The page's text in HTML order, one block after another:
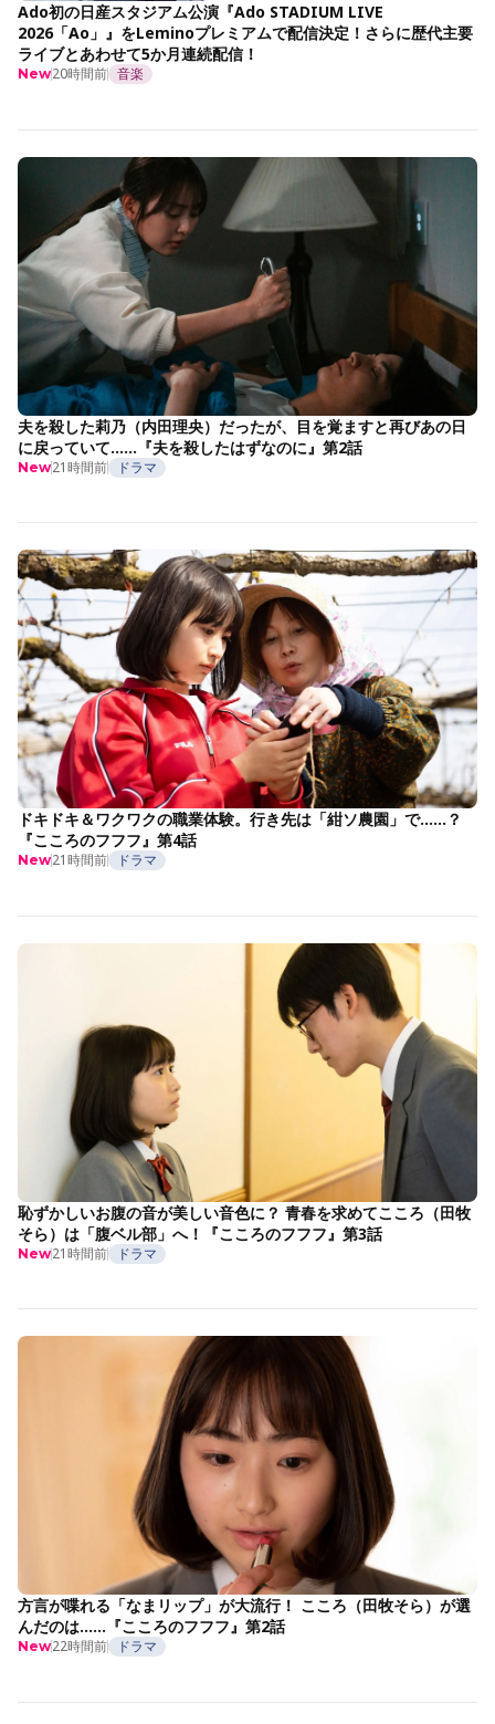
Ado初の日産スタジアム公演『Ado STADIUM LIVE
2026「Ao」』をLeminoプレミアムで配信決定！さらに歴代主要
ライブとあわせて5か月連続配信！
New20時間前 音楽
夫を殺した莉乃（内田理央）だったが、目を覚ますと再びあの日
に戻っていて……『夫を殺したはずなのに』第2話
New21時間前 ドラマ
ドキドキ＆ワクワクの職業体験。行き先は「紺ソ農園」で……？
『こころのフフフ』第4話
New21時間前 ドラマ
恥ずかしいお腹の音が美しい音色に？ 青春を求めてこころ（田牧
そら）は「腹ベル部」へ！『こころのフフフ』第3話
New21時間前 ドラマ
方言が喋れる「なまリップ」が大流行！ こころ（田牧そら）が選
んだのは……『こころのフフフ』第2話
New22時間前 ドラマ